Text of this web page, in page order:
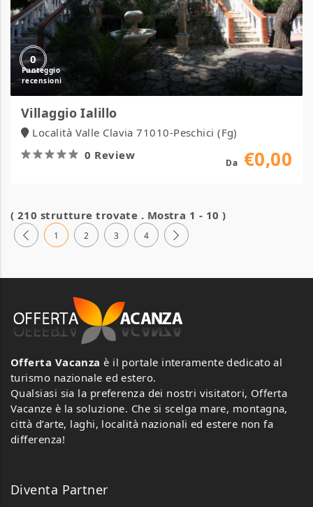
0
Villaggio Ialillo
Località Valle Clavia 71010-Peschici (Fg)
0 Review
Da €0,00
( 210 strutture trovate . Mostra 1 - 10 )
1 2 3 4
Offerta Vacanza è il portale interamente dedicato al
turismo nazionale ed estero.
Qualsiasi sia la preferenza dei nostri visitatori, Offerta
Vacanze è la soluzione. Che si scelga mare, montagna,
città d’arte, laghi, località nazionali ed estere non fa
differenza!
Diventa Partner